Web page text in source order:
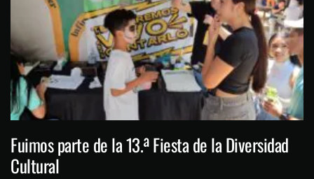
Fuimos parte de la 13.ª Fiesta de la Diversidad
Cultural